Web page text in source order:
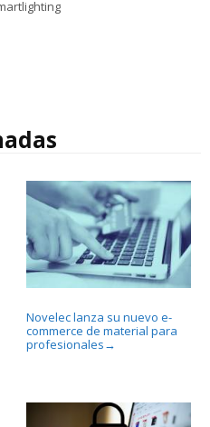
Novelec lanza su nuevo e-
commerce de material para
profesionales →